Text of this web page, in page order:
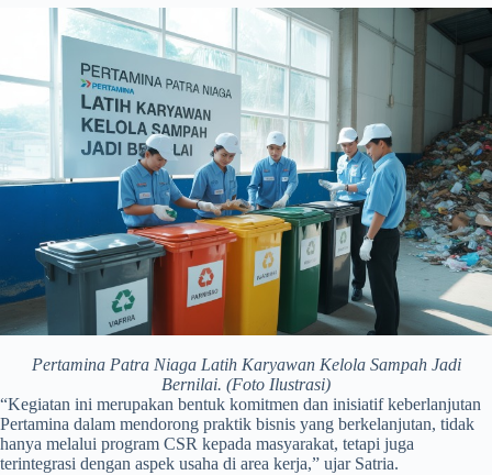
Pertamina Patra Niaga Latih Karyawan Kelola Sampah Jadi
Bernilai. (Foto Ilustrasi)
“Kegiatan ini merupakan bentuk komitmen dan inisiatif keberlanjutan
Pertamina dalam mendorong praktik bisnis yang berkelanjutan, tidak
hanya melalui program CSR kepada masyarakat, tetapi juga
terintegrasi dengan aspek usaha di area kerja,” ujar Satria.